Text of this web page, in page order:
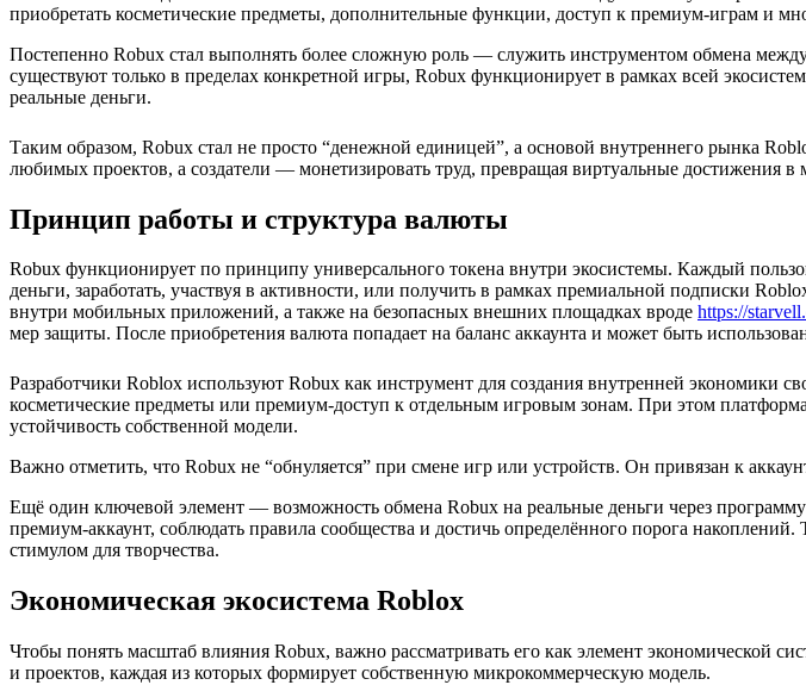
приобретать косметические предметы, дополнительные функции, доступ к премиум-играм и
Постепенно Robux стал выполнять более сложную роль — служить инструментом обмена
существуют только в пределах конкретной игры, Robux функционирует в рамках всей
реальные деньги.
Таким образом, Robux стал не просто “денежной единицей”, а основой внутреннего рынка
любимых проектов, а создатели — монетизировать труд, превращая виртуальные достижения в
Принцип работы и структура валюты
Robux функционирует по принципу универсального токена внутри экосистемы. Каждый
деньги, заработать, участвуя в активности, или получить в рамках премиальной подписки
внутри мобильных приложений, а также на безопасных внешних площадках вроде https://
мер защиты. После приобретения валюта попадает на баланс аккаунта и может быть
Разработчики Roblox используют Robux как инструмент для создания внутренней экономики
косметические предметы или премиум-доступ к отдельным игровым зонам. При этом
устойчивость собственной модели.
Важно отметить, что Robux не “обнуляется” при смене игр или устройств. Он привязан к
Ещё один ключевой элемент — возможность обмена Robux на реальные деньги через
премиум-аккаунт, соблюдать правила сообщества и достичь определённого порога
стимулом для творчества.
Экономическая экосистема Roblox
Чтобы понять масштаб влияния Robux, важно рассматривать его как элемент экономической
и проектов, каждая из которых формирует собственную микрокоммерческую модель.